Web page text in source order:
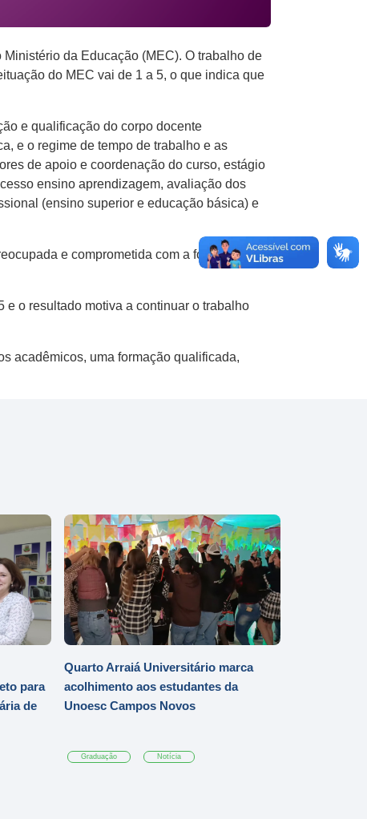
da Educação (MEC). O trabalho de
do MEC vai de 1 a 5, o que indica que
e qualificação do corpo docente
e o regime de tempo de trabalho e as
de apoio e coordenação do curso, estágio
ensino aprendizagem, avaliação dos
(ensino superior e educação básica) e
e comprometida com a formação de
e o resultado motiva a continuar o trabalho
acadêmicos, uma formação qualificada,
para
de
Quarto Arraiá Universitário marca
acolhimento aos estudantes da
Unoesc Campos Novos
Graduação Notícia